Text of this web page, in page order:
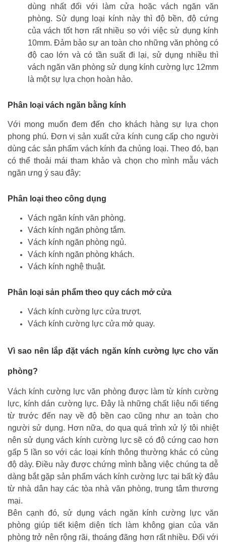
dùng nhất đối với làm cửa hoặc vách ngăn văn
phòng. Sử dụng loại kính này thì độ bền, độ cứng
của vách tốt hơn rất nhiều so với việc sử dụng kính
10mm. Đảm bảo sự an toàn cho những văn phòng có
độ cao lớn và có tần suất đi lại, sử dụng nhiều thì
vách ngăn văn phòng sử dụng kính cường lực 12mm
là một sự lựa chọn hoàn hảo.
Phân loại vách ngăn bằng kính
Với mong muốn đem đến cho khách hàng sự lựa chọn
phong phú. Đơn vị sản xuất cửa kính cung cấp cho người
dùng các sản phẩm vách kính đa chủng loại. Theo đó, bạn
có thể thoải mái tham khảo và chọn cho mình mẫu vách
ngăn ưng ý sau đây:
Phân loại theo công dụng
Vách ngăn kính văn phòng.
Vách kính ngăn phòng tắm.
Vách kính ngăn phòng ngủ.
Vách kính ngăn phòng khách.
Vách kính nghệ thuật.
Phân loại sản phẩm theo quy cách mở cửa
Vách kính cường lực cửa trượt.
Vách kính cường lực cửa mở quay.
Vì sao nên lắp đặt vách ngăn kính cường lực cho văn
phòng?
Vách kính cường lực văn phòng được làm từ kính cường
lực, kính dán cường lực. Đây là những chất liệu nổi tiếng
từ trước đến nay về độ bền cao cũng như an toàn cho
người sử dụng. Hơn nữa, do qua quá trình xử lý tôi nhiệt
nên sử dụng vách kính cường lực sẽ có độ cứng cao hơn
gấp 5 lần so với các loại kính thông thường khác có cùng
độ dày. Điều này được chứng mình bằng việc chúng ta dễ
dàng bắt gặp sản phẩm vách kính cường lực tại bất kỳ đâu
từ nhà dân hay các tòa nhà văn phòng, trung tâm thương
mại.
Bên cạnh đó, sử dụng vách ngăn kính cường lực văn
phòng giúp tiết kiệm diện tích làm không gian của văn
phòng trở nên rộng rãi, thoáng đãng hơn rất nhiều. Đối với